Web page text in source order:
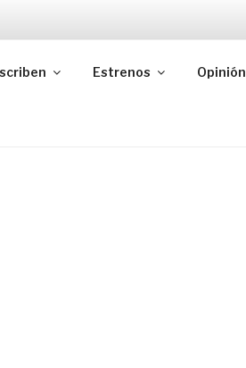
Estrenos Opinión